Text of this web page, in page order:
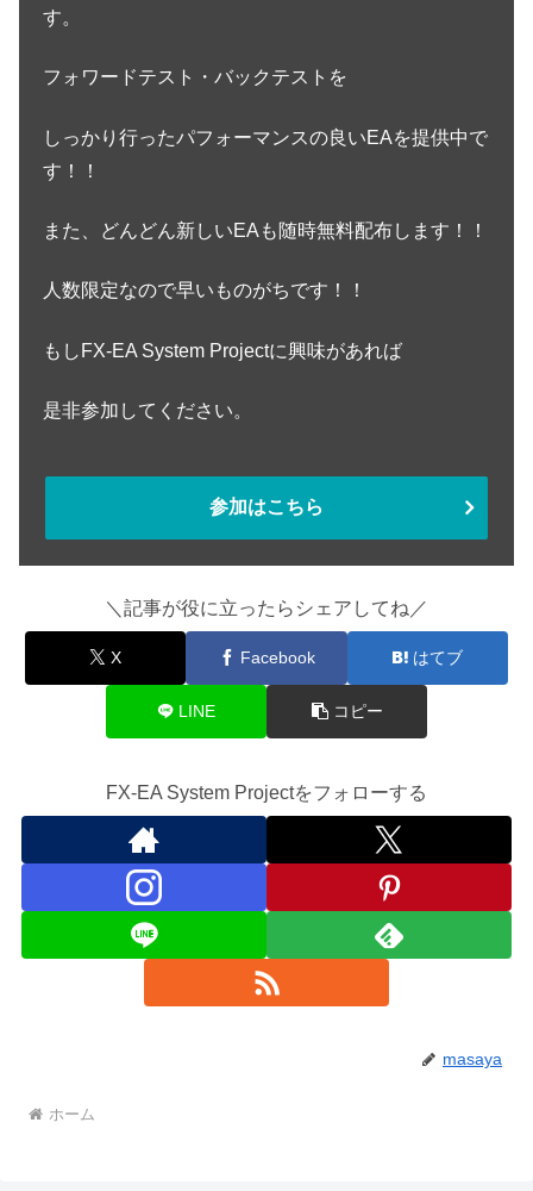
す。
フォワードテスト・バックテストを
しっかり行ったパフォーマンスの良いEAを提供中で
す！！
また、どんどん新しいEAも随時無料配布します！！
人数限定なので早いものがちです！！
もしFX-EA System Projectに興味があれば
是非参加してください。
参加はこちら
＼記事が役に立ったらシェアしてね／
X Facebook はてブ
LINE コピー
FX-EA System Projectをフォローする
masaya
ホーム